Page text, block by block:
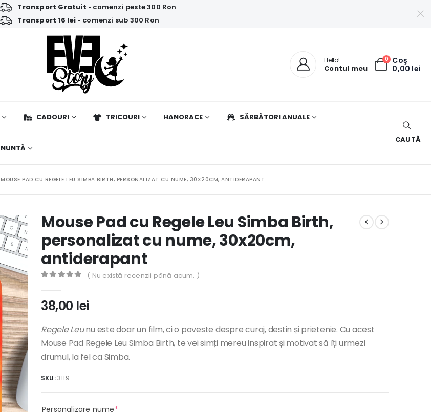
Transport Gratuit • comenzi peste 300 Ron
Transport 16 lei • comenzi sub 300 Ron
Hello!
Contul meu
0 Coş
0,00 lei
CADOURI TRICOURI HANORACE SĂRBĂTORI ANUALE
NUNTĂ
CAUTĂ
MOUSE PAD CU REGELE LEU SIMBA BIRTH, PERSONALIZAT CU NUME, 30X20CM, ANTIDERAPANT
Mouse Pad cu Regele Leu Simba Birth,
personalizat cu nume, 30x20cm,
antiderapant
( Nu există recenzii până acum. )
38,00 lei
Regele Leunu este doar un film, ci o poveste despre curaj, destin și prietenie. Cu acest
Mouse Pad Regele Leu Simba Birth, te vei simți mereu inspirat și motivat să îți urmezi
drumul, la fel ca Simba.
SKU:3119
Personalizare nume*(required)